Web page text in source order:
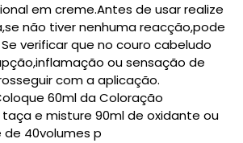
em creme.Antes de usar realize
não tiver nenhuma reacção,pode
verificar que no couro cabeludo
ou sensação de
com a aplicação.
60ml da Coloração
taça e misture 90ml de oxidante ou
de 40volumes p